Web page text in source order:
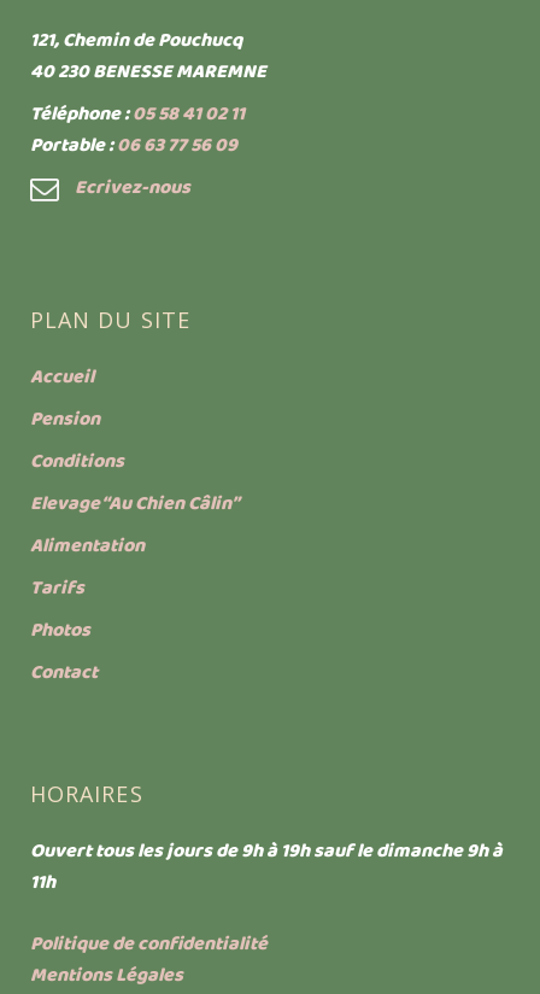
121, Chemin de Pouchucq
40 230 BENESSE MAREMNE
Téléphone :05 58 41 02 11
Portable :06 63 77 56 09
Ecrivez-nous
PLAN DU SITE
Accueil
Pension
Conditions
Elevage “Au Chien Câlin”
Alimentation
Tarifs
Photos
Contact
HORAIRES
Ouvert tous les jours de 9h à 19h sauf le dimanche 9h à
11h
Politique de confidentialité
Mentions Légales